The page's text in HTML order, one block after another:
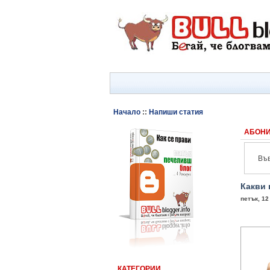
Начало :: Напиши статия
Какви
петък, 12